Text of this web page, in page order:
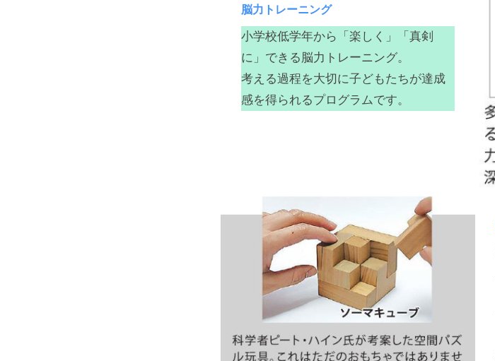
脳力トレーニング
小学校低学年から「楽しく」「真剣
に」できる脳力トレーニング。
考える過程を大切に子どもたちが達成
感を得られるプログラムです。